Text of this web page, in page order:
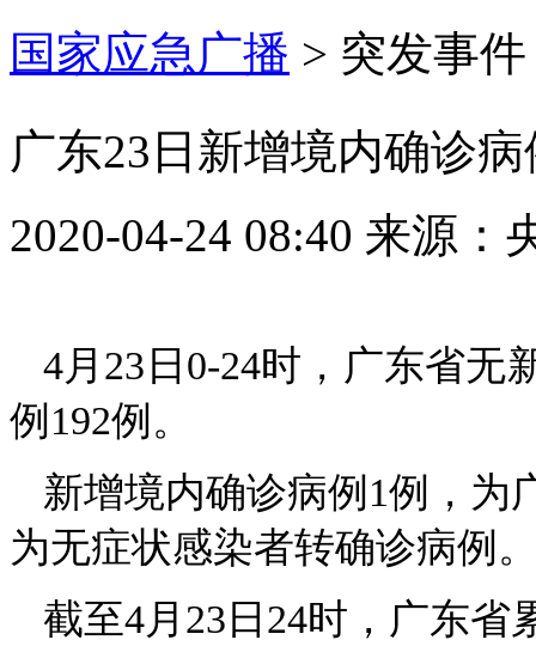
国家应急广播 > 突发事件
广东23日新增境内确诊
2020-04-24 08:40 来源：
4月23日0-24时，广东省无
例192例。
新增境内确诊病例1例，为
为无症状感染者转确诊病例
截至4月23日24时，广东省